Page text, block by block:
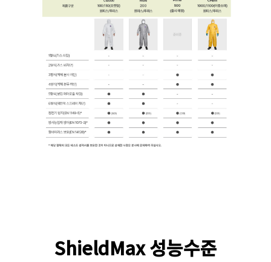
ShieldMax 성능수준